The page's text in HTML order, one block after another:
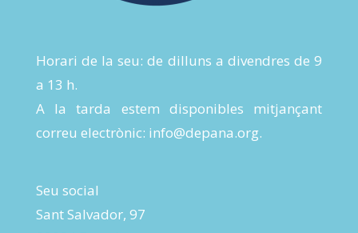
Horari de la seu: de dilluns a divendres de 9
a 13 h.
A la tarda estem disponibles mitjançant
correu electrònic: info@depana.org.
Seu social
Sant Salvador, 97